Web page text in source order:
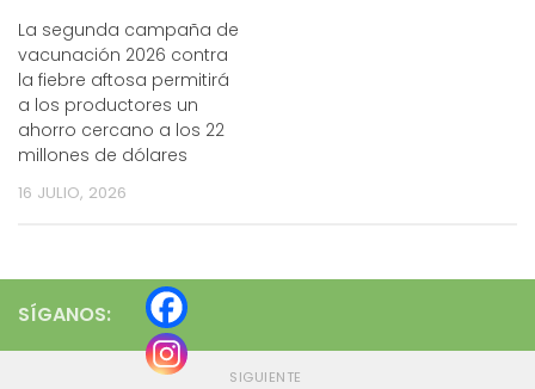
La segunda campaña de
vacunación 2026 contra
la fiebre aftosa permitirá
a los productores un
ahorro cercano a los 22
millones de dólares
16 JULIO, 2026
SÍGANOS:
SIGUIENTE